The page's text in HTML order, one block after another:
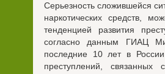
Серьезность сложившейся
наркотических средств,
тенденцией развития
согласно данным ГИАЦ
последние 10 лет в
преступлений, связанных